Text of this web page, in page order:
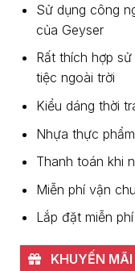
Sử dụng công
của Geyser
Rất thích hợp
tiệc ngoài trời
Kiểu dáng thời
Nhựa thực
Thanh toán khi
Miễn phí vận
Lắp đặt miễn
KHUYẾN MÃI